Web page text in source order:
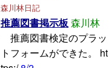
森川林日記
推薦図書掲示板森川林
推薦図書検定のプラッ
トフォームができた。 ht